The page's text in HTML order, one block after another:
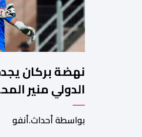
نهضة بركان
الدولي منير
2028
بواسطة أحداث.أنفو